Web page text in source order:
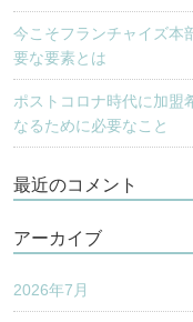
今こそフランチャイズ本
要な要素とは
ポストコロナ時代に加盟
なるために必要なこと
最近のコメント
アーカイブ
2026年7月